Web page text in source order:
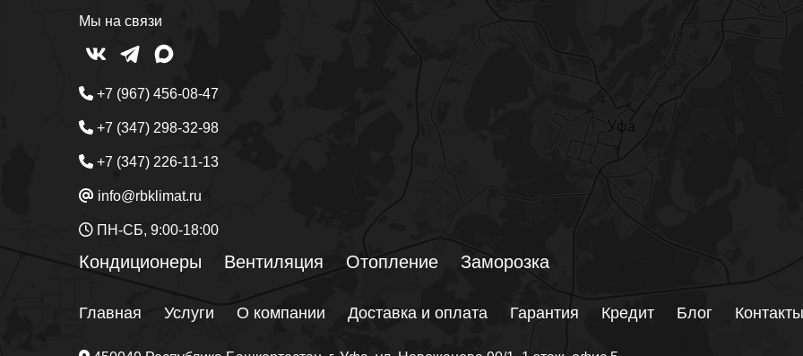
Мы на связи
+7 (967) 456-08-47
+7 (347) 298-32-98
+7 (347) 226-11-13
info@rbklimat.ru
ПН-СБ, 9:00-18:00
Кондиционеры Вентиляция Отопление Заморозка
Главная Услуги О компании Доставка и оплата Гарантия Кредит Блог Контакты